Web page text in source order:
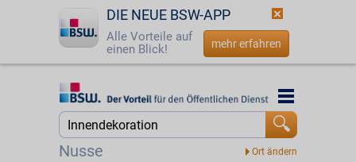
DIE NEUE BSW-APP
Alle Vorteile auf
einen Blick!
mehr erfahren
Startseite
Nusse
Startseite